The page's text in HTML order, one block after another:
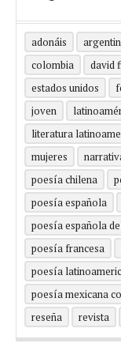
adonáis
colombia
david
estados unidos
joven
literatura
mujeres
poesía chilena
poesía española
poesía española
poesía francesa
poesía
poesía mexicana
reseña
revista